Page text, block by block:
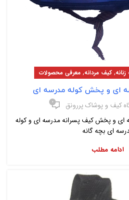
, کیف مردانه, معرفی محصولات
ای و پخش کوله مدرسه ای
کیف و پوشاک پررونق ۰
ای و پخش کیف پسرانه مدرسه ای و کوله
ای بچه گانه
ادامه مطلب